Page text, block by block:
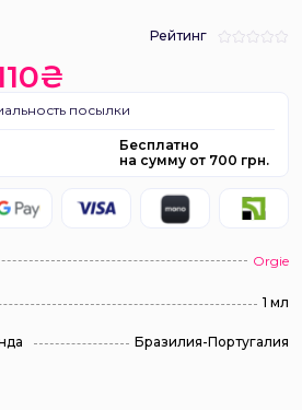
Рейтинг
посылки
Бесплатно
на сумму от 700 грн.
Orgie
1 мл
Бразилия-Португалия